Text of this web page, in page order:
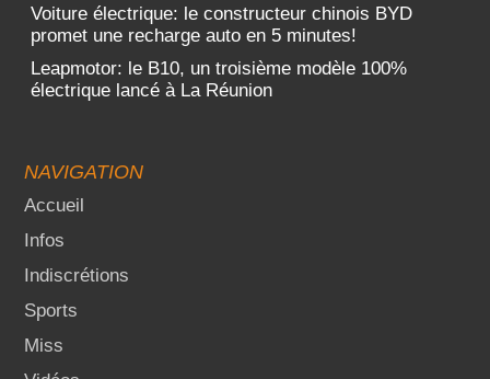
Voiture électrique: le constructeur chinois BYD
promet une recharge auto en 5 minutes!
Leapmotor: le B10, un troisième modèle 100%
électrique lancé à La Réunion
NAVIGATION
Accueil
Infos
Indiscrétions
Sports
Miss